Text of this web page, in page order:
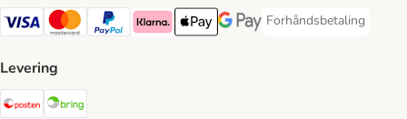
Visa Payment Method
Mastercard Payment Method
PayPal Payment Method
Klarna Payment Method
Apple Pay Payment Method
Google Pay Payment Method
Forhåndsbetaling
Forhåndsbetaling
Levering
Posten Shipping Method